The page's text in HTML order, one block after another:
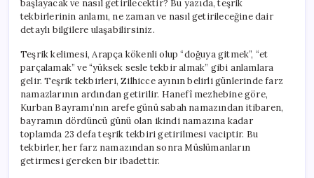
başlayacak ve nasıl getirilecektir? Bu yazıda, teşrik
tekbirlerinin anlamı, ne zaman ve nasıl getirileceğine dair
detaylı bilgilere ulaşabilirsiniz.
Teşrik kelimesi, Arapça kökenli olup “doğuya gitmek”, “et
parçalamak” ve “yüksek sesle tekbir almak” gibi anlamlara
gelir. Teşrik tekbirleri, Zilhicce ayının belirli günlerinde farz
namazlarının ardından getirilir. Hanefî mezhebine göre,
Kurban Bayramı’nın arefe günü sabah namazından itibaren,
bayramın dördüncü günü olan ikindi namazına kadar
toplamda 23 defa teşrik tekbiri getirilmesi vaciptir. Bu
tekbirler, her farz namazından sonra Müslümanların
getirmesi gereken bir ibadettir.